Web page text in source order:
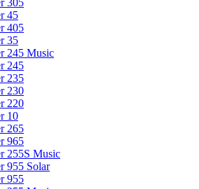
305
45
405
35
245 Music
245
235
230
220
10
265
965
255S Music
955 Solar
955